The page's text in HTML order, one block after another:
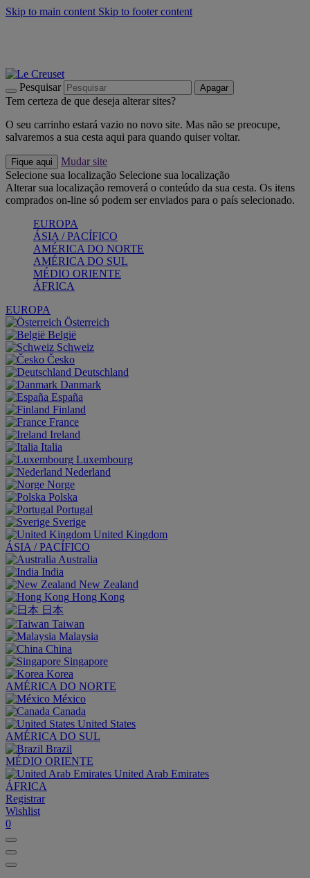
Skip to main content Skip to footer content
Pesquisar Apagar
Tem certeza de que deseja alterar sites?
O seu carrinho estará vazio no novo site. Mas não se preocupe,
salvaremos a sua cesta aqui para quando quiser voltar.
Fique aqui
Mudar site
Selecione sua localização Selecione sua localização
Alterar sua localização removerá o conteúdo da sua cesta. Os itens
comprados on-line só podem ser enviados para o país selecionado.
EUROPA
ÁSIA / PACÍFICO
AMÉRICA DO NORTE
AMÉRICA DO SUL
MÉDIO ORIENTE
ÁFRICA
EUROPA
Österreich
België
Schweiz
Česko
Deutschland
Danmark
España
Finland
France
Ireland
Italia
Luxembourg
Nederland
Norge
Polska
Portugal
Sverige
United Kingdom
ÁSIA / PACÍFICO
Australia
India
New Zealand
Hong Kong
日本
Taiwan
Malaysia
China
Singapore
Korea
AMÉRICA DO NORTE
México
Canada
United States
AMÉRICA DO SUL
Brazil
MÉDIO ORIENTE
United Arab Emirates
ÁFRICA
Registrar
Wishlist
0